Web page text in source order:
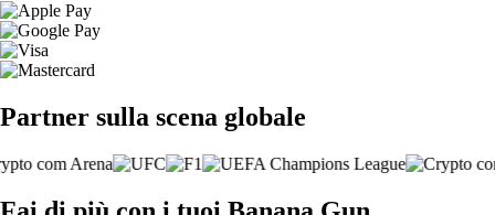
Partner sulla scena globale